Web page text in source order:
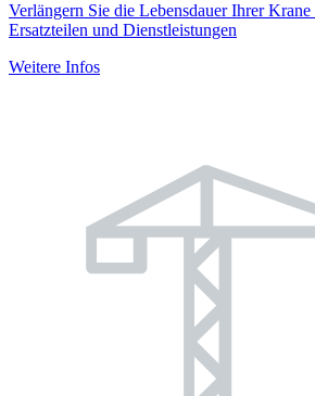
Verlängern Sie die Lebensdauer Ihrer
Ersatzteilen und Dienstleistungen
Weitere Infos